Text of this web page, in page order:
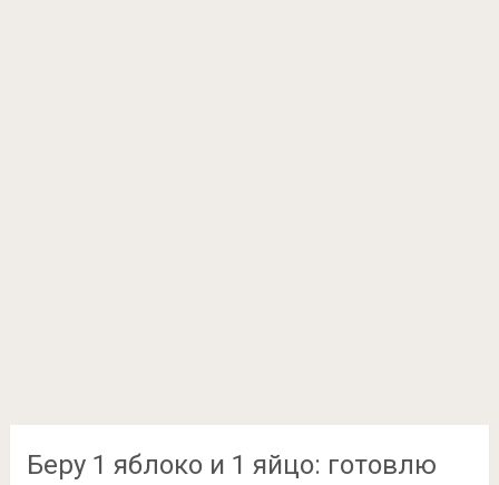
Беру 1 яблоко и 1 яйцо: готовлю